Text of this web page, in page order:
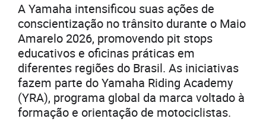
A Yamaha intensificou suas ações de
conscientização no trânsito durante o Maio
Amarelo 2026, promovendo pit stops
educativos e oficinas práticas em
diferentes regiões do Brasil. As iniciativas
fazem parte do Yamaha Riding Academy
(YRA), programa global da marca voltado à
formação e orientação de motociclistas.